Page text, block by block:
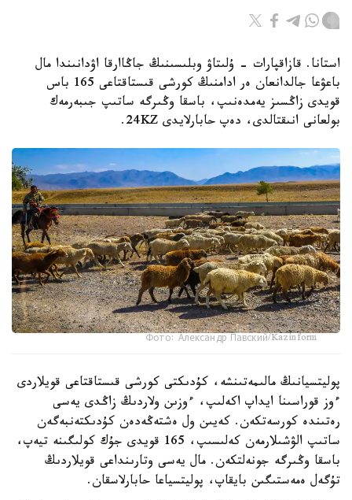
استانا. قازاقپارات - ۇلىتاۋ وبلىسىنىڭ جاڭاارقا اۋدانىندا مال
باعۋعا جالدانعان ەر ادامنىڭ كورشى قىستاقتاعى 165 باس
قويدى زاڭسىز يەمدەنىپ، باسقا وڭىرگە ساتىپ جىبەرمەك
بولعانى انىقتالدى، دەپ حابارلايدى 24KZ.
Фото: Александр Павский/Kazinform
پوليتسيانىڭ مالىمەتىنشە، كۇدىكتى كورشى قىستاقتاعى قويلاردى
ءوز قوراسىنا ايداپ اكەلىپ، ءوزىن ولاردىڭ زاڭدى يەسى
رەتىندە كورسەتكەن. كەيىن ول ەشتەڭەدەن كۇدىكتەنبەگەن
ساتىپ الۋشىلارمەن كەلىسىپ، 165 قويدى جۇك كولىگىنە تيەپ،
باسقا وڭىرگە جونەلتكەن. مال يەسى وتارىنداعى قويلاردىڭ
تۇگەل ەمەستىگىن بايقاپ، پوليتسياعا حابارلاسقان.